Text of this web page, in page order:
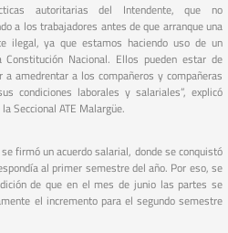
autoritarias del Intendente, que no
a los trabajadores antes de que arranque una
ilegal, ya que estamos haciendo uso de un
Nacional. Ellos pueden estar de
amedrentar a los compañeros y compañeras
condiciones laborales y salariales”, explicó
Seccional ATE Malargüe.
firmó un acuerdo salarial, donde se conquistó
al primer semestre del año. Por eso, se
de que en el mes de junio las partes se
el incremento para el segundo semestre